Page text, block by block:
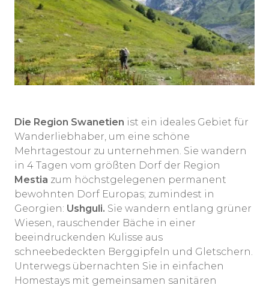
Die Region Swanetien ist ein ideales Gebiet für
Wanderliebhaber, um eine schöne
Mehrtagestour zu unternehmen. Sie wandern
in 4 Tagen vom größten Dorf der Region
Mestia zum höchstgelegenen permanent
bewohnten Dorf Europas; zumindest in
Georgien: Ushguli. Sie wandern entlang grüner
Wiesen, rauschender Bäche in einer
beeindruckenden Kulisse aus
schneebedeckten Berggipfeln und Gletschern.
Unterwegs übernachten Sie in einfachen
Homestays mit gemeinsamen sanitären